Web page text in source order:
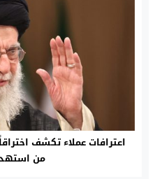
اعترافات عملاء تكشف
من